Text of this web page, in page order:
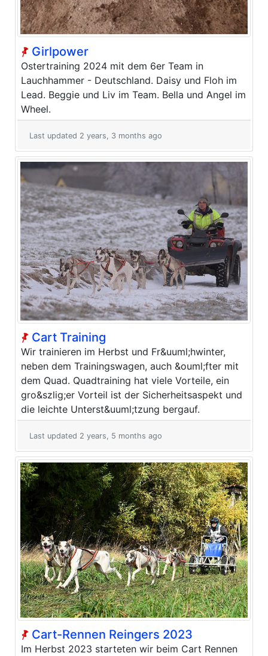
Girlpower
Ostertraining 2024 mit dem 6er Team in
Lauchhammer - Deutschland. Daisy und Floh im
Lead. Beggie und Liv im Team. Bella und Angel im
Wheel.
Last updated 2 years, 3 months ago
Cart Training
Wir trainieren im Herbst und Fr&uuml;hwinter,
neben dem Trainingswagen, auch &ouml;fter mit
dem Quad. Quadtraining hat viele Vorteile, ein
gro&szlig;er Vorteil ist der Sicherheitsaspekt und
die leichte Unterst&uuml;tzung bergauf.
Last updated 2 years, 5 months ago
Cart-Rennen Reingers 2023
Im Herbst 2023 starteten wir beim Cart Rennen